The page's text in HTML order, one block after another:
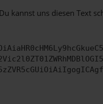
kannst uns diesen Text